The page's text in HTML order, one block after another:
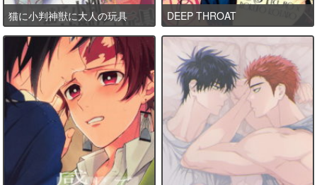
猫に小判神獣に大人の玩具 DEEP THROAT